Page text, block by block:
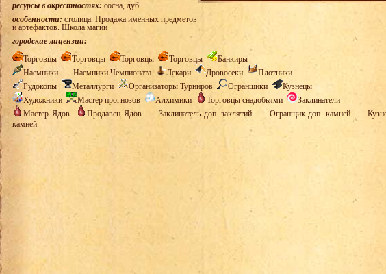
ресурсы в окрестностях: сосна, дуб
особенности: столица. Продажа именных предметов
и артефактов. Школа магии
городские лицензии:
Торговцы
Торговцы Торговцы Торговцы
Банкиры
Наемники
Наемники Чемпионата Лекари Дровосеки
Плотники
Рудокопы
Металлурги Организаторы Турниров Огранщики
Кузнецы
Художники
Мастер прогнозов Алхимики Торговцы снадобьями
Заклинатели
Мастер Ядов
Продавец Ядов Заклинатель доп. заклятий Огранщик доп. камней
камней